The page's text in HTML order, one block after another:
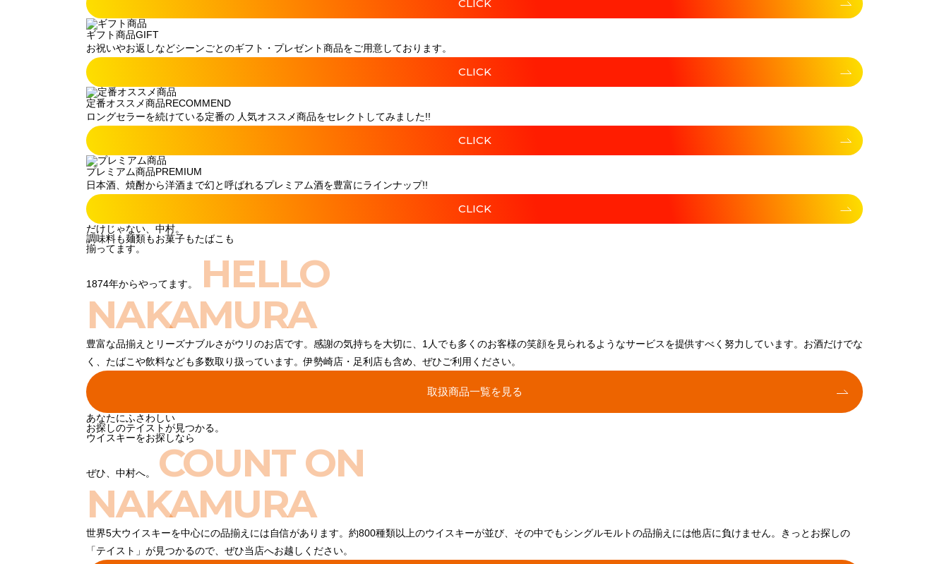
CLICK
ギフト商品GIFT
お祝いやお返しなどシーンごとのギフト・プレゼント商品をご用意しております。
CLICK
定番オススメ商品RECOMMEND
ロングセラーを続けている定番の 人気オススメ商品をセレクトしてみました!!
CLICK
プレミアム商品PREMIUM
日本酒、焼酎から洋酒まで幻と呼ばれるプレミアム酒を豊富にラインナップ!!
CLICK
だけじゃない、中村。
調味料も麺類もお菓子もたばこも
揃ってます。
1874年からやってます。
HELLO
NAKAMURA
豊富な品揃えとリーズナブルさがウリのお店です。感謝の気持ちを大切に、1人でも多くのお客様の笑顔を見られるようなサービスを提供すべく努力しています。お酒だけでな
く、たばこや飲料なども多数取り扱っています。伊勢崎店・足利店も含め、ぜひご利用ください。
取扱商品一覧を見る
あなたにふさわしい
お探しのテイストが見つかる。
ウイスキーをお探しなら
ぜひ、中村へ。
COUNT ON
NAKAMURA
世界5大ウイスキーを中心にの品揃えには自信があります。約800種類以上のウイスキーが並び、その中でもシングルモルトの品揃えには他店に負けません。きっとお探しの
「テイスト」が見つかるので、ぜひ当店へお越しください。